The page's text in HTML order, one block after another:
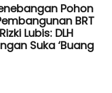
Pohon
BRT
Lubis: DLH
Suka ‘Buang